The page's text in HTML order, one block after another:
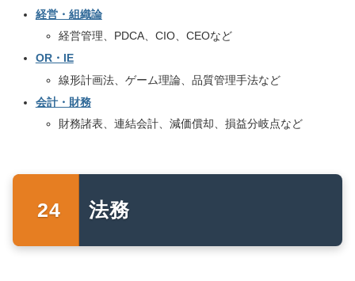
経営・組織論
経営管理、PDCA、CIO、CEOなど
OR・IE
線形計画法、ゲーム理論、品質管理手法など
会計・財務
財務諸表、連結会計、減価償却、損益分岐点など
法務